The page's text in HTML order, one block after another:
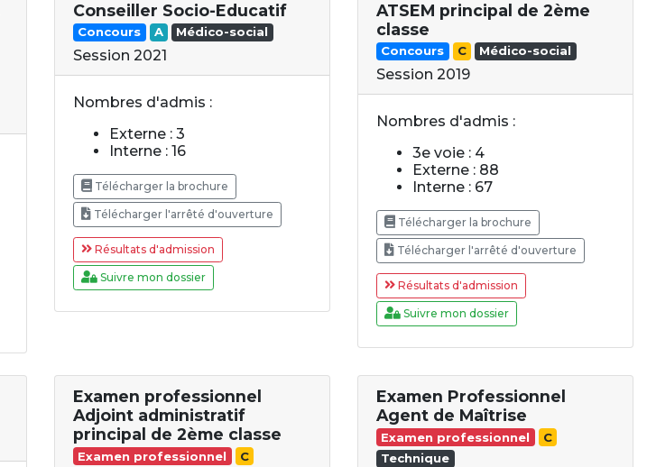
Conseiller Socio-Educatif
Concours A Médico-social
Session 2021
Nombres d'admis :
Externe : 3
Interne : 16
Télécharger la brochure
Télécharger l'arrêté d'ouverture
Résultats d'admission
Suivre mon dossier
ATSEM principal de 2ème
classe
Concours C Médico-social
Session 2019
Nombres d'admis :
3e voie : 4
Externe : 88
Interne : 67
Télécharger la brochure
Télécharger l'arrêté d'ouverture
Résultats d'admission
Suivre mon dossier
Examen professionnel
Adjoint administratif
principal de 2ème classe
Examen professionnel
C
Examen Professionnel
Agent de Maîtrise
Examen professionnel
C
Technique